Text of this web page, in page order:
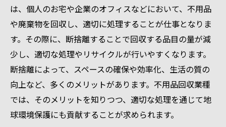
は、個人のお宅や企業のオフィスなどにおいて、不用品
や廃棄物を回収し、適切に処理することが仕事となりま
す。その際に、断捨離することで回収する品目の量が減
少し、適切な処理やリサイクルが行いやすくなります。
断捨離によって、スペースの確保や効率化、生活の質の
向上など、多くのメリットがあります。不用品回収業種
では、そのメリットを知りつつ、適切な処理を通じて地
球環境保護にも貢献することが求められます。